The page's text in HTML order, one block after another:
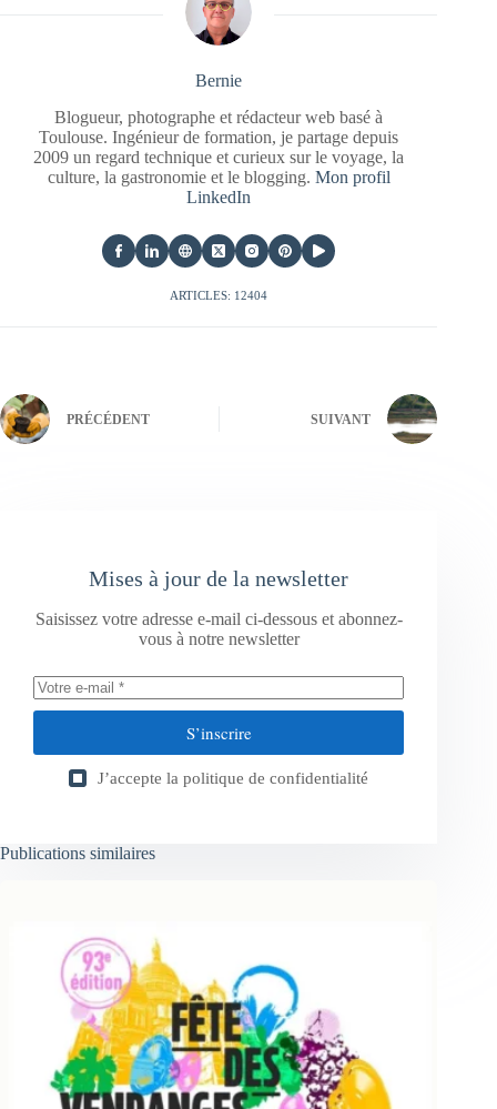
Bernie
Blogueur, photographe et rédacteur web basé à
Toulouse. Ingénieur de formation, je partage depuis
2009 un regard technique et curieux sur le voyage, la
culture, la gastronomie et le blogging. Mon profil
LinkedIn
ARTICLES: 12404
PRÉCÉDENT SUIVANT
Mises à jour de la newsletter
Saisissez votre adresse e-mail ci-dessous et abonnez-
vous à notre newsletter
S’inscrire
J’accepte la politique de confidentialité
Publications similaires